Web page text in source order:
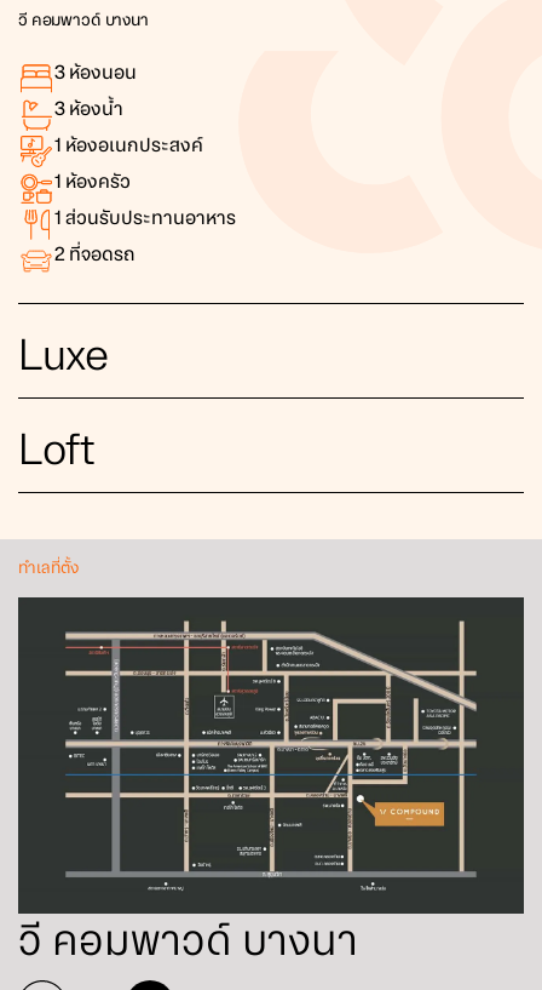
วี คอมพาวด์ บางนา
3 ห้องนอน
3 ห้องน้ำ
1 ห้องอเนกประสงค์
1 ห้องครัว
1 ส่วนรับประทานอาหาร
2 ที่จอดรถ
Luxe
Loft
ทำเลที่ตั้ง
วี คอมพาวด์ บางนา